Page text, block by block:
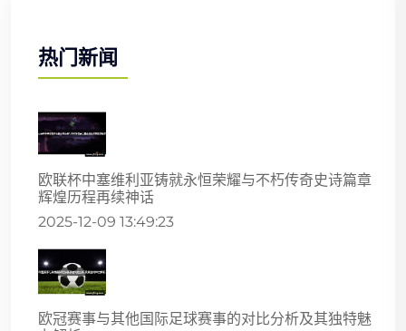
热门新闻
欧联杯中塞维利亚铸就永恒荣耀与不朽传奇史诗篇章
辉煌历程再续神话
2025-12-09 13:49:23
欧冠赛事与其他国际足球赛事的对比分析及其独特魅